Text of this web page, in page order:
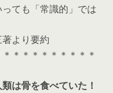
ても「常識的」では
より要約
＊＊＊＊＊＊＊＊＊
類は骨を食べていた！